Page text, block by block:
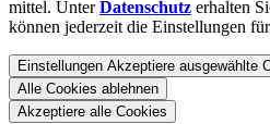
mittel. UnterDatenschutz erhalten
können jederzeit die Einstellungen
Einstellungen Akzeptiere ausgewählte
Alle Cookies ablehnen
Akzeptiere alle Cookies